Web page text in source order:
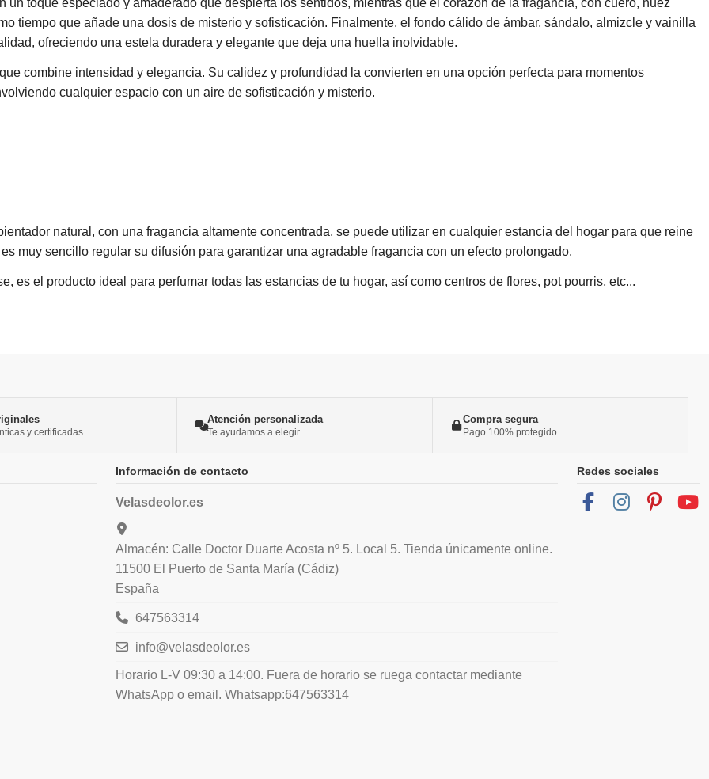
un toque especiado y amaderado que despierta los sentidos, mientras que el corazón de la fragancia, con cuero, nuez
tiempo que añade una dosis de misterio y sofisticación. Finalmente, el fondo cálido de ámbar, sándalo, almizcle y vainilla
ofreciendo una estela duradera y elegante que deja una huella inolvidable.
combine intensidad y elegancia. Su calidez y profundidad la convierten en una opción perfecta para momentos
cualquier espacio con un aire de sofisticación y misterio.
natural, con una fragancia altamente concentrada, se puede utilizar en cualquier estancia del hogar para que reine
muy sencillo regular su difusión para garantizar una agradable fragancia con un efecto prolongado.
es el producto ideal para perfumar todas las estancias de tu hogar, así como centros de flores, pot pourris, etc...
y certificadas
Atención personalizada
Te ayudamos a elegir
Compra segura
Pago 100% protegido
Información de contacto
Velasdeolor.es
Almacén: Calle Doctor Duarte Acosta nº 5. Local 5. Tienda únicamente online.
11500 El Puerto de Santa María (Cádiz)
España
647563314
info@velasdeolor.es
Horario L-V 09:30 a 14:00. Fuera de horario se ruega contactar mediante
WhatsApp o email. Whatsapp:647563314
Redes sociales